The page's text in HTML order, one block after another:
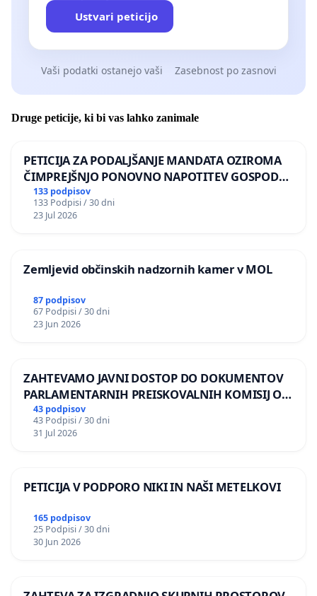
Ustvari peticijo
Vaši podatki ostanejo vaši Zasebnost po zasnovi
Druge peticije, ki bi vas lahko zanimale
PETICIJA ZA PODALJŠANJE MANDATA OZIROMA
ČIMPREJŠNJO PONOVNO NAPOTITEV GOSPODA
BERNARDA ŠRAJNERJA NA VELEPOSLANIŠTVO
REPUBLIKE SLOVENIJE V MOSKVI
133 podpisov
133 Podpisi / 30 dni
23 Jul 2026
Zemljevid občinskih nadzornih kamer v MOL
87 podpisov
67 Podpisi / 30 dni
23 Jun 2026
ZAHTEVAMO JAVNI DOSTOP DO DOKUMENTOV
PARLAMENTARNIH PREISKOVALNIH KOMISIJ O
ILEGALNI TRGOVINI Z OROŽJEM
43 podpisov
43 Podpisi / 30 dni
31 Jul 2026
PETICIJA V PODPORO NIKI IN NAŠI METELKOVI
165 podpisov
25 Podpisi / 30 dni
30 Jun 2026